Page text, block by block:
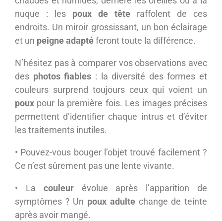
nuque : les poux de tête raffolent de ces
endroits. Un miroir grossissant, un bon éclairage
et un peigne adaptéferont toute la différence.
N’hésitez pas à comparer vos observations avec
des photos fiables : la diversité des formes et
couleurs surprend toujours ceux qui voient un
poux pour la première fois. Les images précises
permettent d’identifier chaque intrus et d’éviter
les traitements inutiles.
• Pouvez-vous bouger l’objet trouvé facilement ?
Ce n’est sûrement pas une lente vivante.
• La couleurévolue après l’apparition de
symptômes ? Un poux adultechange de teinte
après avoir mangé.